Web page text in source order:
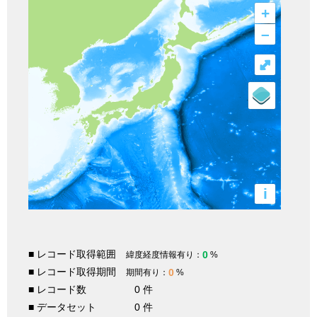
+
–
i
⤢
■ レコード取得範囲 緯度経度情報有り： 0 %
■ レコード取得期間 期間有り： 0 %
■ レコード数
0 件
■ データセット
0 件